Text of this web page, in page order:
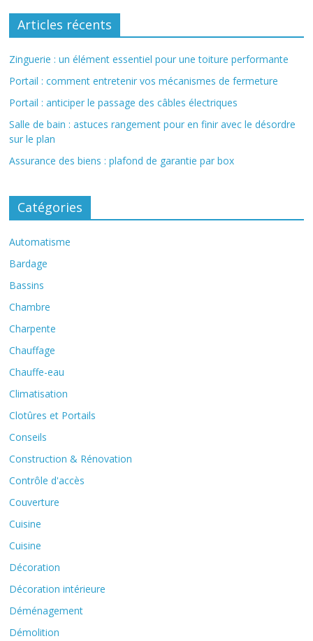
Articles récents
Zinguerie : un élément essentiel pour une toiture performante
Portail : comment entretenir vos mécanismes de fermeture
Portail : anticiper le passage des câbles électriques
Salle de bain : astuces rangement pour en finir avec le désordre
sur le plan
Assurance des biens : plafond de garantie par box
Catégories
Automatisme
Bardage
Bassins
Chambre
Charpente
Chauffage
Chauffe-eau
Climatisation
Clotûres et Portails
Conseils
Construction & Rénovation
Contrôle d'accès
Couverture
Cuisine
Cuisine
Décoration
Décoration intérieure
Déménagement
Démolition